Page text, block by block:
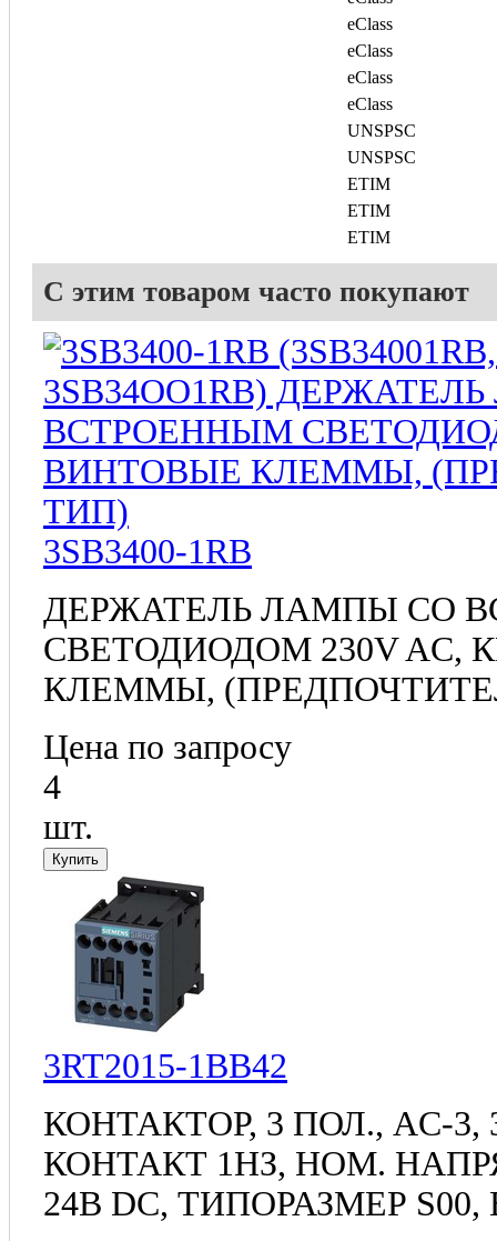
eClass
eClass
eClass
eClass
UNSPSC
UNSPSC
ETIM
ETIM
ETIM
С этим товаром часто покупают
3SB3400-1RB
ДЕРЖАТЕЛЬ ЛАМПЫ СО
СВЕТОДИОДОМ 230V
КЛЕММЫ,
Цена по запросу
4
шт.
3RT2015-1BB42
КОНТАКТОР, 3 ПОЛ., AC-3,
КОНТАКТ 1НЗ, НОМ.
24В DC, ТИПОРАЗМЕР